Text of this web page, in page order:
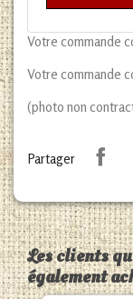
Votre commande
Votre commande
(photo non
Partager
Les clients
également